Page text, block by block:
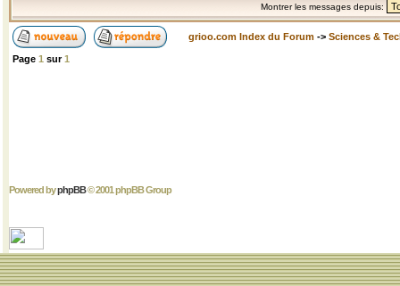
Montrer les messages depuis:
grioo.com Index du Forum -> Sciences &
Page 1 sur1
Powered byphpBB© 2001 phpBB Group